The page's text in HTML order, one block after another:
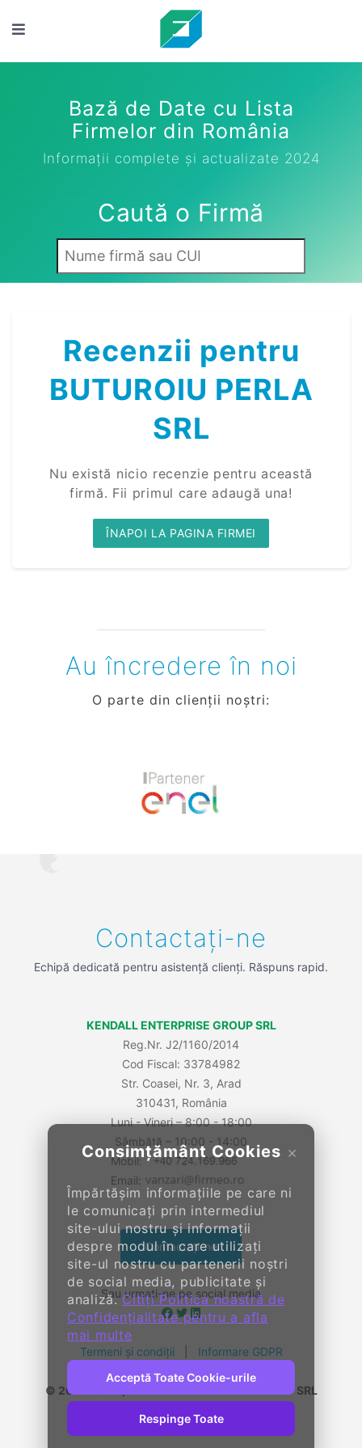
Bază de Date cu Lista
Firmelor din România
Informații complete și actualizate 2024
Caută o Firmă
Recenzii pentru
BUTUROIU PERLA
SRL
Nu există nicio recenzie pentru această
firmă. Fii primul care adaugă una!
ÎNAPOI LA PAGINA FIRMEI
×
Consimțământ Cookies
Împărtășim informațiile pe care ni
le comunicați prin intermediul
site-ului nostru și informații
despre modul în care utilizați
site-ul nostru cu partenerii noștri
de social media, publicitate și
analiză.Citiți Politica noastră de
Confidențialitate pentru a afla
mai multe
Acceptă Toate Cookie-urile
Respinge Toate
Au încredere în noi
O parte din clienții noștri:
Contactați-ne
Echipă dedicată pentru asistență clienți. Răspuns rapid.
KENDALL ENTERPRISE GROUP SRL
Reg.Nr. J2/1160/2014
Cod Fiscal: 33784982
Str. Coasei, Nr. 3, Arad
310431, România
Luni - Vineri – 8:00 - 18:00
Sâmbătă – 10:00 - 14:00
Mobil:
Email:
Contactați-ne
Sau urmați-ne pe social media
Termeni și condiții Informare GDPR
© 2014-
2026, KENDALL ENTERPRISE GROUP SRL